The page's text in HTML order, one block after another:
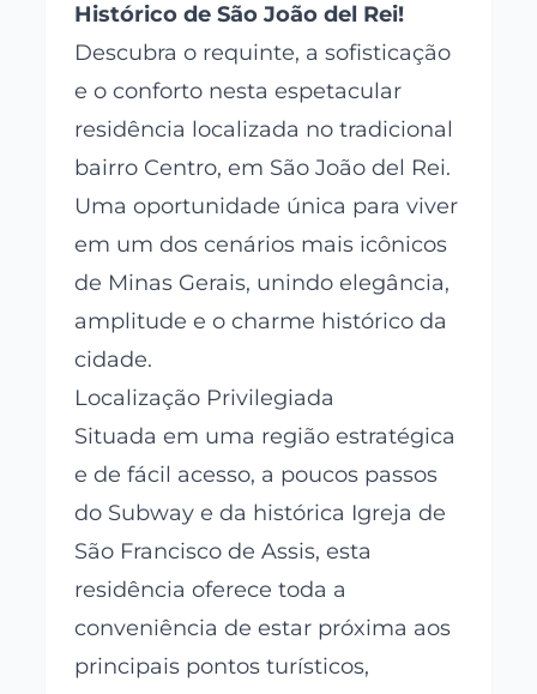
Histórico de São João del Rei!
Descubra o requinte, a sofisticação
e o conforto nesta espetacular
residência localizada no tradicional
bairro Centro, em São João del Rei.
Uma oportunidade única para viver
em um dos cenários mais icônicos
de Minas Gerais, unindo elegância,
amplitude e o charme histórico da
cidade.
Localização Privilegiada
Situada em uma região estratégica
e de fácil acesso, a poucos passos
do Subway e da histórica Igreja de
São Francisco de Assis, esta
residência oferece toda a
conveniência de estar próxima aos
principais pontos turísticos,